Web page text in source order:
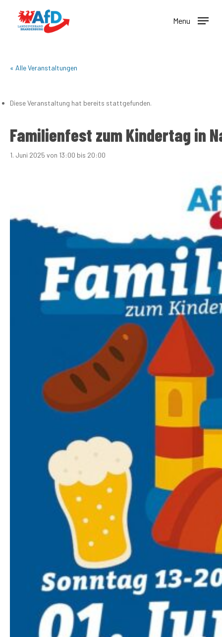
Menu
« Alle Veranstaltungen
Diese Veranstaltung hat bereits stattgefunden.
Familienfest zum Kindertag in
1. Juni 2025 von 13:00 bis 20:00